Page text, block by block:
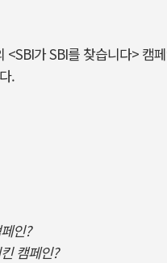
가 SBI를 찾습니다> 캠
.
인?
캠페인?